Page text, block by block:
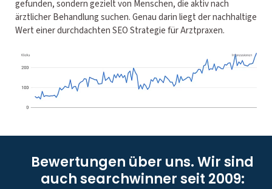
gefunden, sondern gezielt von Menschen, die aktiv nach
ärztlicher Behandlung suchen. Genau darin liegt der nachhaltige
Wert einer durchdachten SEO Strategie für Arztpraxen.
Bewertungen über uns. Wir sind
auch searchwinner seit 2009: